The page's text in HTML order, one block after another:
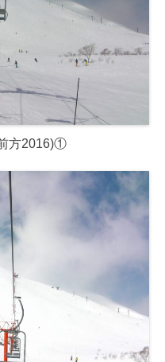
方2016)①